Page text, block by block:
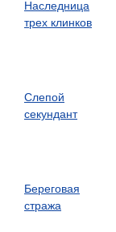
Наследница
трех клинков
Слепой
секундант
Береговая
стража